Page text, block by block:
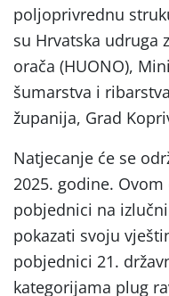
poljoprivrednu
su Hrvatska udruga
orača (HUONO),
šumarstva i
županija, Grad
Natjecanje će se
2025. godine.
pobjednici na
pokazati svoju
pobjednici 21.
kategorijama plug